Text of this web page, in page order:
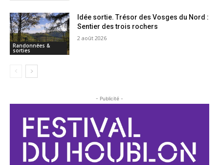
Randonnées &
sorties
Idée sortie. Trésor des Vosges du Nord :
Sentier des trois rochers
2 août 2026
- Publicité -